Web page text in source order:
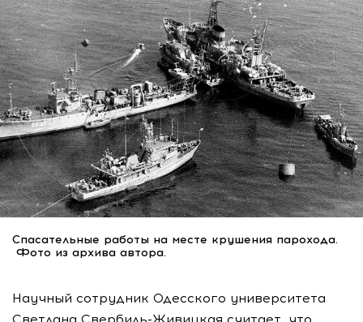
Спасательные работы на месте крушения парохода.
Фото из архива автора.
Научный сотрудник Одесского университета